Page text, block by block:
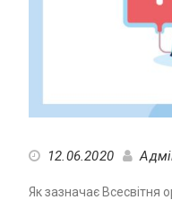
12.06.2020
Як зазначає Всесвітня